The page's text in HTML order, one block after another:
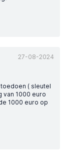
27-08-2024
( sleutel
van 1000 euro
1000 euro op